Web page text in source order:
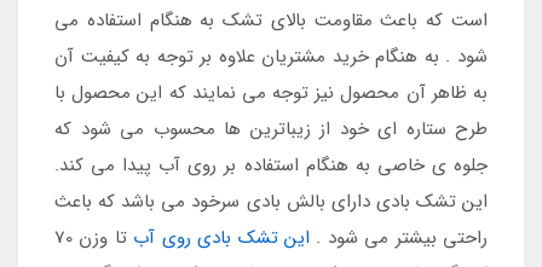
است که باعث مقاومت بالای تشک به هنگام استفاده می
شود . به هنگام خرید مشتریان علاوه بر توجه به کیفیت آن
به ظاهر آن محصول نیز توجه می نمایند که این محصول با
طرح ستاره ای خود از زیباترین ها محسوب می شود که
جلوه ی خاصی به هنگام استفاده بر روی آب پیدا می کند.
این تشک بادی دارای بالش بادی سرخود می باشد که باعث
راحتی بیشتر می شود . این تشک بادی روی آب
تا وزن 70